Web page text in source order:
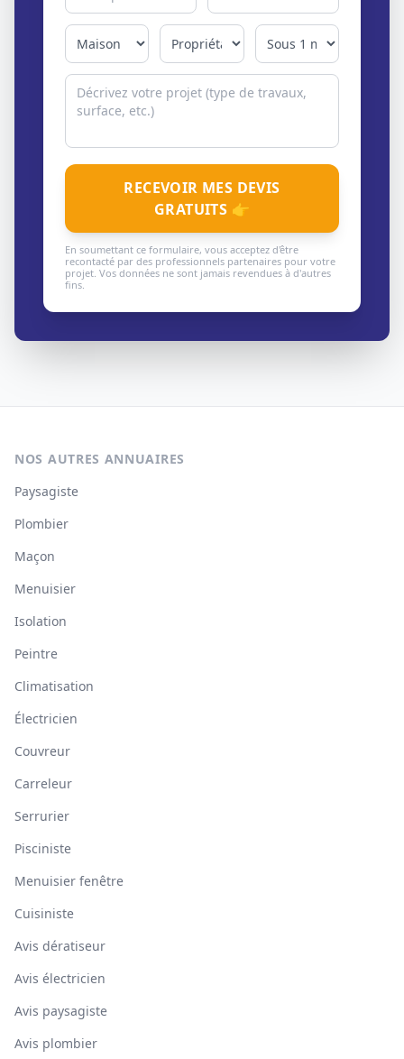
RECEVOIR MES DEVIS
GRATUITS 👉
En soumettant ce formulaire, vous acceptez d'être
recontacté par des professionnels partenaires pour votre
projet. Vos données ne sont jamais revendues à d'autres
fins.
NOS AUTRES ANNUAIRES
Paysagiste
Plombier
Maçon
Menuisier
Isolation
Peintre
Climatisation
Électricien
Couvreur
Carreleur
Serrurier
Pisciniste
Menuisier fenêtre
Cuisiniste
Avis dératiseur
Avis électricien
Avis paysagiste
Avis plombier